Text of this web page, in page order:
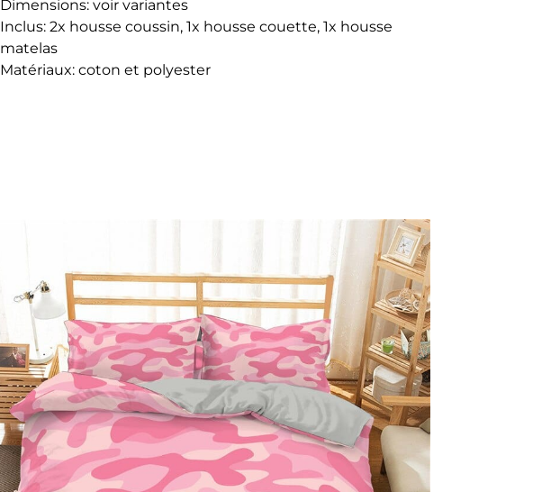
Dimensions: voir variantes
Inclus: 2x housse coussin, 1x housse couette, 1x housse
matelas
Matériaux: coton et polyester